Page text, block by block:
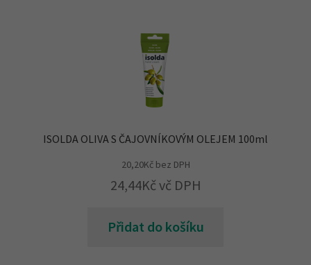
ISOLDA OLIVA S ČAJOVNÍKOVÝM OLEJEM 100ml
20,20Kčbez DPH
24,44Kč vč DPH
Přidat do košíku